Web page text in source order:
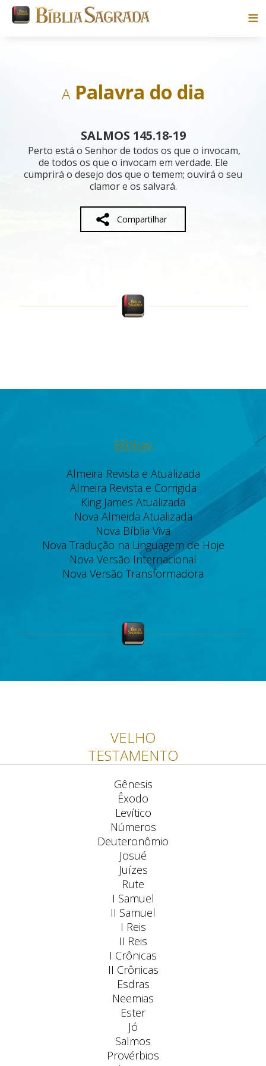
Blog
Parceiros
Sobre
APalavra do dia
SALMOS 145.18-19
Perto está o Senhor de todos os que o invocam,
de todos os que o invocam em verdade. Ele
cumprirá o desejo dos que o temem; ouvirá o seu
clamor e os salvará.
Compartilhar
Bíblias
Almeira Revista e Atualizada
Almeira Revista e Corrigida
King James Atualizada
Nova Almeida Atualizada
Nova Bíblia Viva
Nova Tradução na Linguagem de Hoje
Nova Versão Internacional
Nova Versão Transformadora
VELHO
TESTAMENTO
Gênesis
Êxodo
Levítico
Números
Deuteronômio
Josué
Juízes
Rute
I Samuel
II Samuel
I Reis
II Reis
I Crônicas
II Crônicas
Esdras
Neemias
Ester
Jó
Salmos
Provérbios